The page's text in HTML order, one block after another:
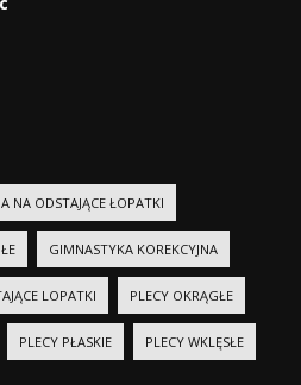
NA ODSTAJĄCE ŁOPATKI
GIMNASTYKA KOREKCYJNA
LOPATKI PLECY OKRĄGŁE
PLECY PŁASKIE PLECY WKLĘSŁE